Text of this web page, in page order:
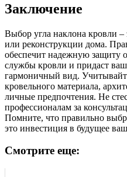
Заключение
Выбор угла наклона кровли –
или реконструкции дома.
обеспечит надежную защиту
службы кровли и придаст
гармоничный вид.
кровельного материала,
личные предпочтения. Не
профессионалам за
Помните, что правильно
это инвестиция в будущее
Смотрите еще: